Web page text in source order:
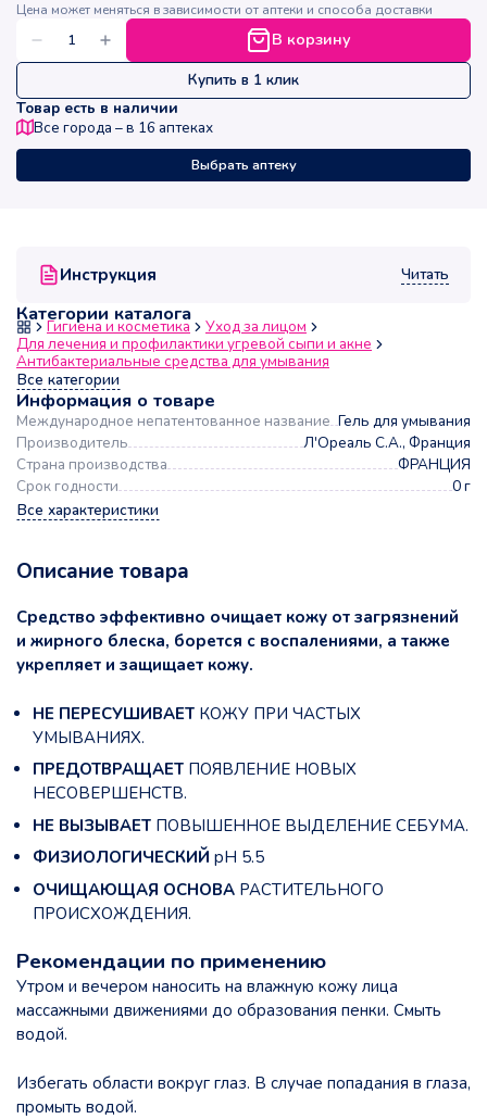
Инструкция Читать
Категории каталога
Гигиена и косметика
Уход за лицом
Для лечения и профилактики угревой сыпи и акне
Антибактериальные средства для умывания
Все категории
Информация о товаре
Международное непатентованное название Гель для умывания
Производитель
Л'Ореаль С.А., Франция
Страна производства
ФРАНЦИЯ
Срок годности
0 г
Все характеристики
Описание товара
Средство эффективно очищает кожу от загрязнений
и жирного блеска, борется с воспалениями, а также
укрепляет и защищает кожу.
НЕ ПЕРЕСУШИВАЕТ КОЖУ ПРИ ЧАСТЫХ
УМЫВАНИЯХ.
ПРЕДОТВРАЩАЕТ ПОЯВЛЕНИЕ НОВЫХ
НЕСОВЕРШЕНСТВ.
НЕ ВЫЗЫВАЕТ ПОВЫШЕННОЕ ВЫДЕЛЕНИЕ СЕБУМА.
ФИЗИОЛОГИЧЕСКИЙ pH 5.5
ОЧИЩАЮЩАЯ ОСНОВА РАСТИТЕЛЬНОГО
ПРОИСХОЖДЕНИЯ.
Рекомендации по применению
Утром и вечером наносить на влажную кожу лица
массажными движениями до образования пенки. Смыть
водой.
Избегать области вокруг глаз. В случае попадания в глаза,
промыть водой.
Цена может меняться в зависимости от аптеки и способа доставки
В корзину
Купить в 1 клик
Товар есть в наличии
Все города – в 16 аптеках
Выбрать аптеку